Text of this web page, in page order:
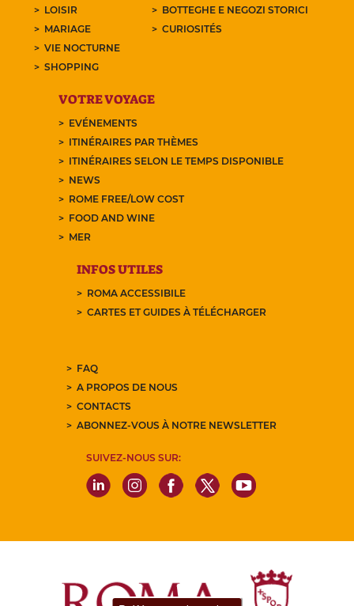
LOISIR
MARIAGE
VIE NOCTURNE
SHOPPING
BOTTEGHE E NEGOZI STORICI
CURIOSITÉS
VOTRE VOYAGE
EVÉNEMENTS
ITINÉRAIRES PAR THÈMES
ITINÉRAIRES SELON LE TEMPS DISPONIBLE
NEWS
ROME FREE/LOW COST
FOOD AND WINE
MER
INFOS UTILES
ROMA ACCESSIBILE
CARTES ET GUIDES À TÉLÉCHARGER
FAQ
A PROPOS DE NOUS
CONTACTS
ABONNEZ-VOUS À NOTRE NEWSLETTER
SUIVEZ-NOUS SUR: